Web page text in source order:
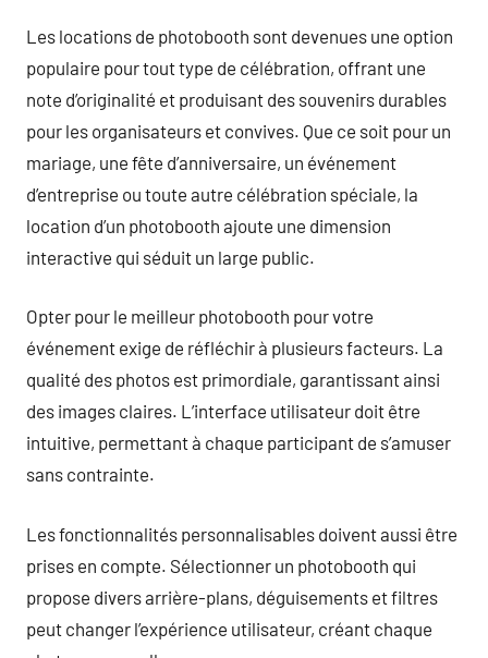
Les locations de photobooth sont devenues une option
populaire pour tout type de célébration, offrant une
note d’originalité et produisant des souvenirs durables
pour les organisateurs et convives. Que ce soit pour un
mariage, une fête d’anniversaire, un événement
d’entreprise ou toute autre célébration spéciale, la
location d’un photobooth ajoute une dimension
interactive qui séduit un large public.
Opter pour le meilleur photobooth pour votre
événement exige de réfléchir à plusieurs facteurs. La
qualité des photos est primordiale, garantissant ainsi
des images claires. L’interface utilisateur doit être
intuitive, permettant à chaque participant de s’amuser
sans contrainte.
Les fonctionnalités personnalisables doivent aussi être
prises en compte. Sélectionner un photobooth qui
propose divers arrière-plans, déguisements et filtres
peut changer l’expérience utilisateur, créant chaque